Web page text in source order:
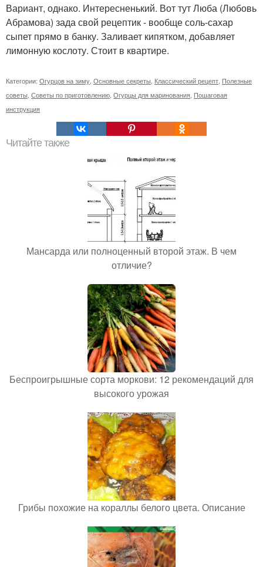
Вариант, однако. Интересненький. Вот тут Люба (Любовь
Абрамова) зада свой рецептик - вообще соль-сахар
сыпет прямо в банку. Заливает кипятком, добавляет
лимонную кослоту. Стоит в квартире.
Категории: Огурцов на зиму Основные секреты Классический рецепт Полезные
советы Советы по приготовлению Огурцы для маринования Пошаговая
инструкция
Читайте также
Мансарда или полноценный второй этаж. В чем
отличие?
Беспроигрышные сорта моркови: 12 рекомендаций для
высокого урожая
Грибы похожие на кораллы белого цвета. Описание